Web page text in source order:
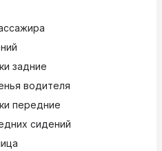
задние
водителя
передние
сидений